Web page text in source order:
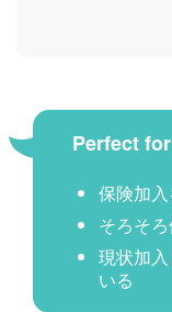
Perfect
保険加
そろそ
現状加
いる